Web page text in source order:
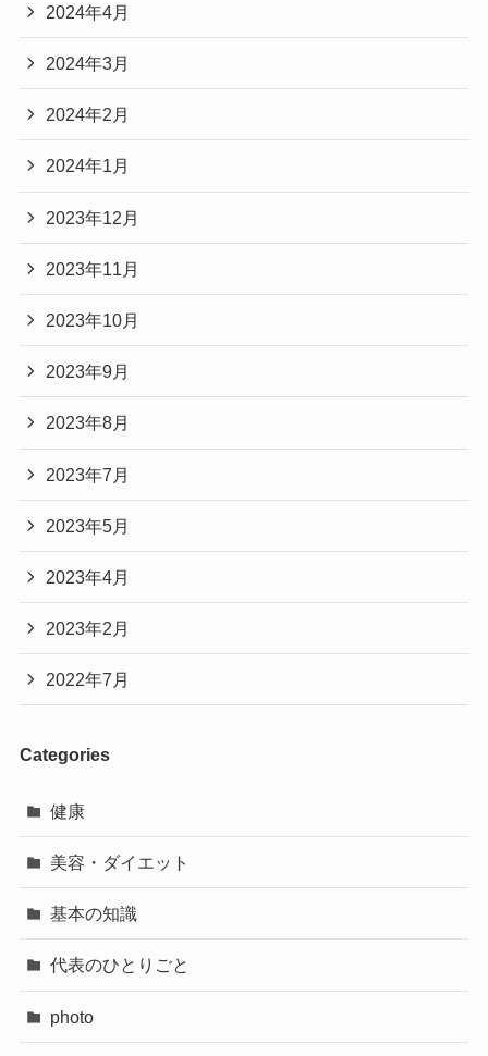
2024年4月
2024年3月
2024年2月
2024年1月
2023年12月
2023年11月
2023年10月
2023年9月
2023年8月
2023年7月
2023年5月
2023年4月
2023年2月
2022年7月
Categories
健康
美容・ダイエット
基本の知識
代表のひとりごと
photo